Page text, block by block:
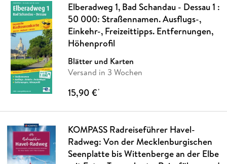
Elberadweg 1, Bad Schandau - Dessau 1 :
50 000: Straßennamen. Ausflugs-,
Einkehr-, Freizeittipps. Entfernungen,
Höhenprofil
Blätter und Karten
Versand in 3 Wochen
15,90 €*
KOMPASS Radreiseführer Havel-
Radweg: Von der Mecklenburgischen
Seenplatte bis Wittenberge an der Elbe